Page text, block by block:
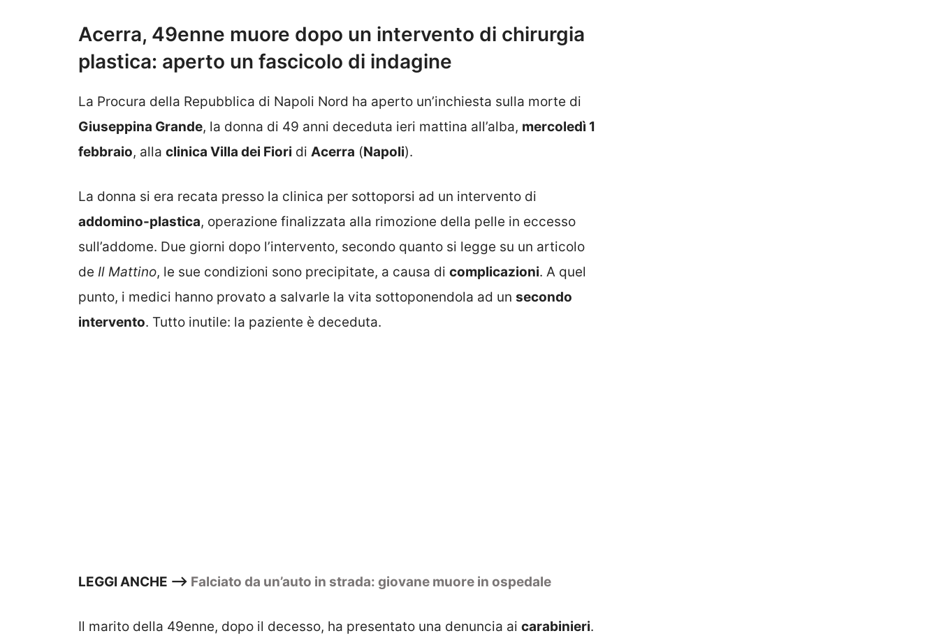
Acerra, 49enne muore dopo un intervento di chirurgia
plastica: aperto un fascicolo di indagine
La Procura della Repubblica di Napoli Nord ha aperto un’inchiesta sulla morte di
Giuseppina Grande, la donna di 49 anni deceduta ieri mattina all’alba, mercoledì 1
febbraio, alla clinica Villa dei Fiori di Acerra (Napoli).
La donna si era recata presso la clinica per sottoporsi ad un intervento di
addomino-plastica, operazione finalizzata alla rimozione della pelle in eccesso
sull’addome. Due giorni dopo l’intervento, secondo quanto si legge su un articolo
de Il Mattino, le sue condizioni sono precipitate, a causa di complicazioni. A quel
punto, i medici hanno provato a salvarle la vita sottoponendola ad un secondo
intervento. Tutto inutile: la paziente è deceduta.
LEGGI ANCHE —> Falciato da un’auto in strada: giovane muore in ospedale
Il marito della 49enne, dopo il decesso, ha presentato una denuncia ai carabinieri.